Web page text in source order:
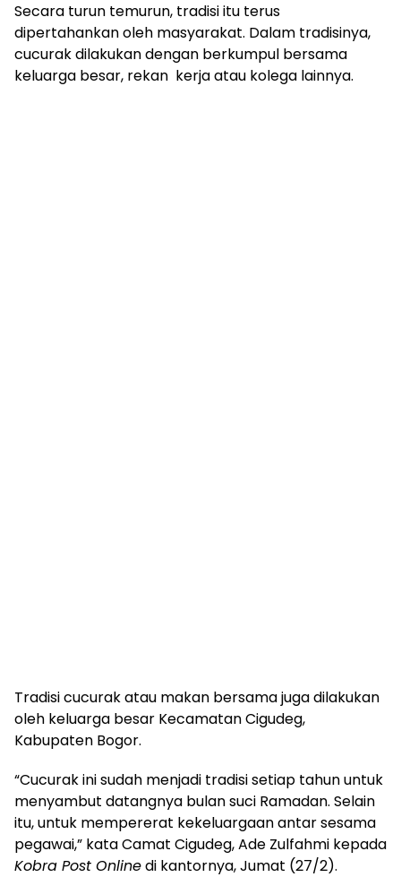
Secara turun temurun, tradisi itu terus
dipertahankan oleh masyarakat. Dalam tradisinya,
cucurak dilakukan dengan berkumpul bersama
keluarga besar, rekan kerja atau kolega lainnya.
Tradisi cucurak atau makan bersama juga dilakukan
oleh keluarga besar Kecamatan Cigudeg,
Kabupaten Bogor.
“Cucurak ini sudah menjadi tradisi setiap tahun untuk
menyambut datangnya bulan suci Ramadan. Selain
itu, untuk mempererat kekeluargaan antar sesama
pegawai,” kata Camat Cigudeg, Ade Zulfahmi kepada
Kobra Post Onlinedi kantornya, Jumat (27/2).